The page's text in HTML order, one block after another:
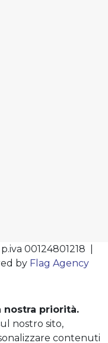
p.iva 00124801218 |
by Flag Agency
nostra priorità.
nostro sito,
contenuti